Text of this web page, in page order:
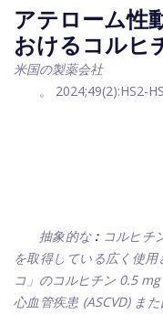
アテローム性
おけるコルヒ
米国の製薬会社
。 2024;49(2):HS2-
抽象的な :コルヒチ
を取得している広く使
コ」のコルヒチン 0.5
心血管疾患 (ASCVD) ま